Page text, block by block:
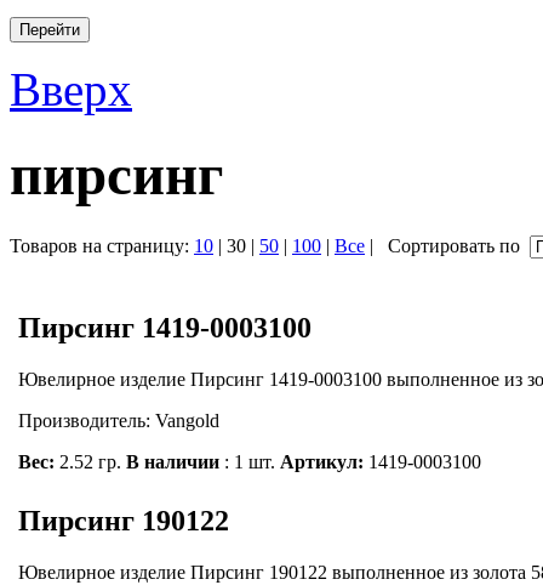
Вверх
пирсинг
Товаров на страницу: 10 | 30 | 50 | 100 | Все | Сортировать по
Пирсинг 1419-0003100
Ювелирное изделие Пирсинг 1419-0003100 выполненное из
Производитель: Vangold
Вес: 2.52 гр. В наличии : 1 шт. Артикул: 1419-0003100
Пирсинг 190122
Ювелирное изделие Пирсинг 190122 выполненное из золота